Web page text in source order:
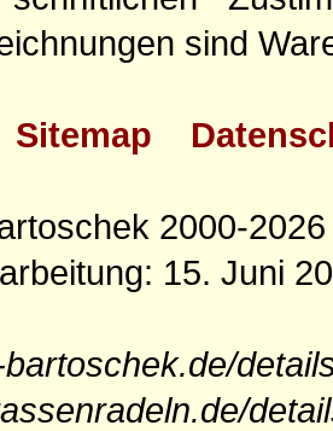
sind
Sitemap
2000-2026
15. Juni